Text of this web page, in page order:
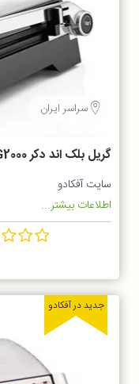
سراسر ایران
گریل بلک اند دکر CG2000
سایت آفکادو
اطلاعات بیشتر...
جدید در آفکادو